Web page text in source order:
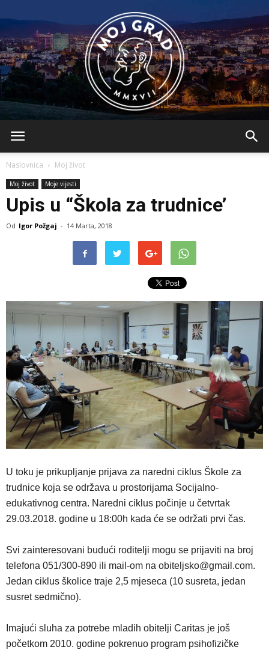
Naslovnica Moj život
Moj život Moje vijesti
Upis u “Škola za trudnice’
Od Igor Požgaj - 14 Marta, 2018
U toku je prikupljanje prijava za naredni ciklus Škole za
trudnice koja se održava u prostorijama Socijalno-
edukativnog centra. Naredni ciklus počinje u četvrtak
29.03.2018. godine u 18:00h kada će se održati prvi čas.
Svi zainteresovani budući roditelji mogu se prijaviti na broj
telefona 051/300-890 ili mail-om na obiteljsko@gmail.com.
Jedan ciklus školice traje 2,5 mjeseca (10 susreta, jedan
susret sedmično).
Imajući sluha za potrebe mladih obitelji Caritas je još
početkom 2010. godine pokrenuo program psihofizičke